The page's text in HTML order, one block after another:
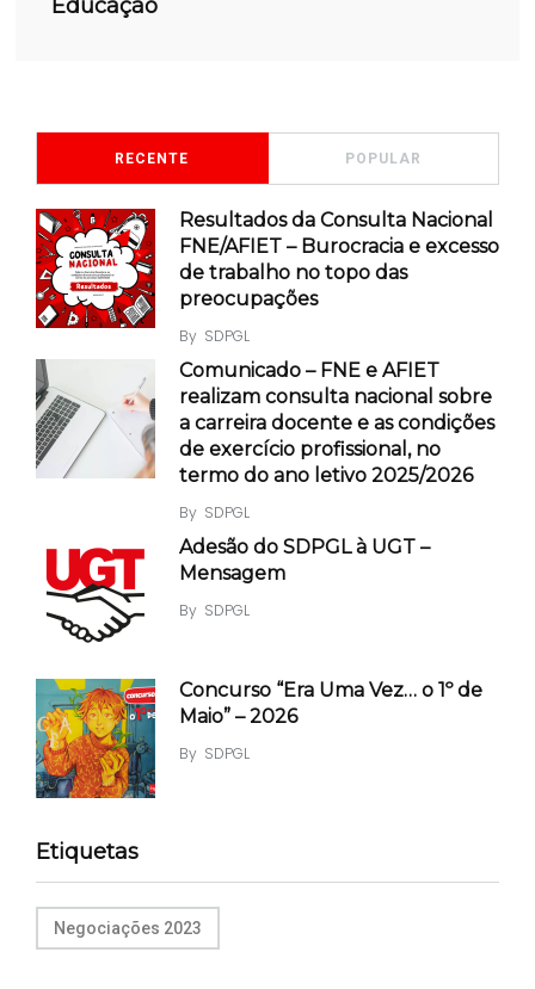
Educação
RECENTE POPULAR
Resultados da Consulta Nacional
FNE/AFIET – Burocracia e excesso
de trabalho no topo das
preocupações
By SDPGL
Comunicado – FNE e AFIET
realizam consulta nacional sobre
a carreira docente e as condições
de exercício profissional, no
termo do ano letivo 2025/2026
By SDPGL
Adesão do SDPGL à UGT –
Mensagem
By SDPGL
Concurso “Era Uma Vez… o 1º de
Maio” – 2026
By SDPGL
Etiquetas
Negociações 2023